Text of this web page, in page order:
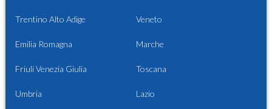
Trentino Alto Adige Veneto
Emilia Romagna Marche
Friuli Venezia Giulia Toscana
Umbria Lazio